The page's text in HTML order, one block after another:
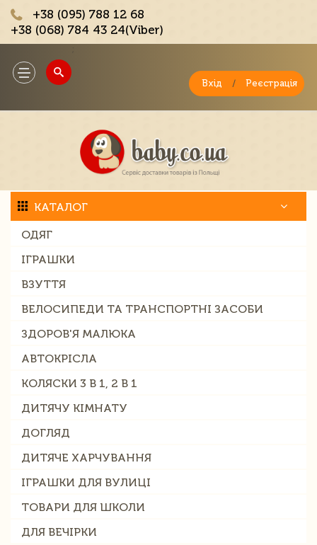
+38 (095) 788 12 68
+38 (068) 784 43 24(Viber)
Toggle
navigation
Вхід / Реєстрація
КАТАЛОГ
ОДЯГ
ІГРАШКИ
ВЗУТТЯ
ВЕЛОСИПЕДИ ТА ТРАНСПОРТНІ ЗАСОБИ
ЗДОРОВ'Я МАЛЮКА
АВТОКРІСЛА
КОЛЯСКИ 3 В 1, 2 В 1
ДИТЯЧУ КІМНАТУ
ДОГЛЯД
ДИТЯЧЕ ХАРЧУВАННЯ
ІГРАШКИ ДЛЯ ВУЛИЦІ
ТОВАРИ ДЛЯ ШКОЛИ
ДЛЯ ВЕЧІРКИ